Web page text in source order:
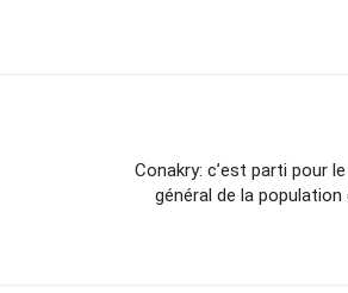
Conakry: c’est parti pour
général de la population